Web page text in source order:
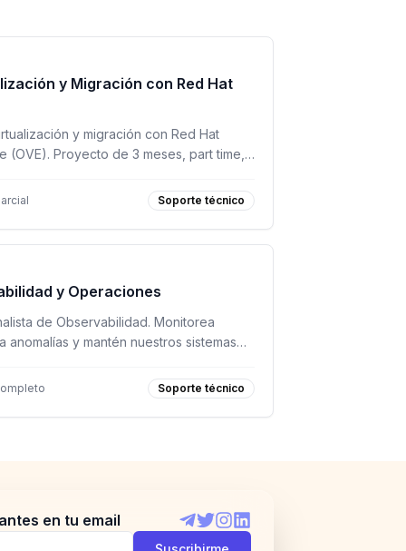
y Migración con Red Hat
y migración con Red Hat
(OVE). Proyecto de 3 meses, part time,
Soporte técnico
y Operaciones
de Observabilidad. Monitorea
y mantén nuestros sistemas
Soporte técnico
en tu email
Telegram
TwitterInstagram
LinkedIn